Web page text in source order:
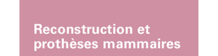
Français